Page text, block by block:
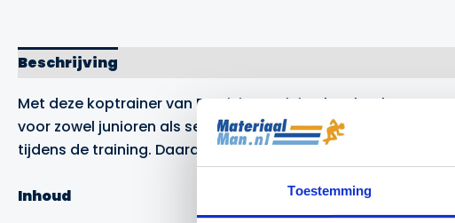
Toestemming
Beschrijving
Met deze koptrainer van Precision training kan het koppen
voor zowel junioren als senioren gebruikt kan worden. Er
tijdens de training. Daardoor is deze koptrainer alleen te
Inhoud